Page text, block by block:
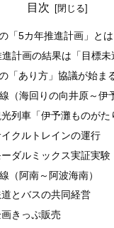
目次
「5カ年推進計画」とは
計画の結果は「目標未
「あり方」協議が始ま
（海回りの向井原～伊
列車「伊予灘ものがた
クルトレインの運行
ーダルミックス実証実験
（阿南～阿波海南）
とバスの共同経営
きっぷ販売